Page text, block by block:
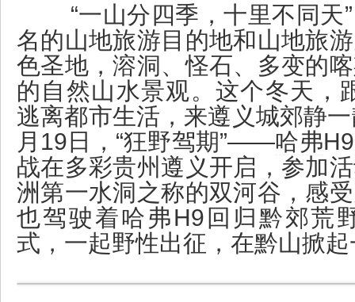
“一山分四季，十里不同天”
名的山地旅游目的地和山地旅
色圣地，溶洞、怪石、多变的
的自然山水景观。这个冬天，
逃离都市生活，来遵义城郊静
月19日，“狂野驾期”——哈弗
战在多彩贵州遵义开启，参加
洲第一水洞之称的双河谷，感
也驾驶着哈弗H9回归黔郊荒
式，一起野性出征，在黔山掀